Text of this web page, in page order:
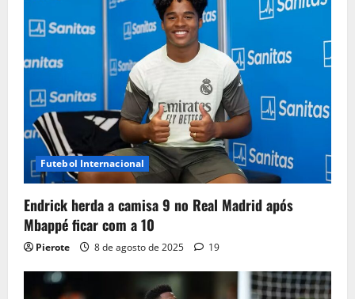
Futebol Internacional
Endrick herda a camisa 9 no Real Madrid após
Mbappé ficar com a 10
Pierote 8 de agosto de 2025 19